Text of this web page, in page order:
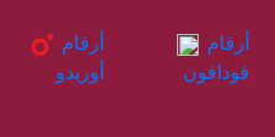
أوريدو
فودافون